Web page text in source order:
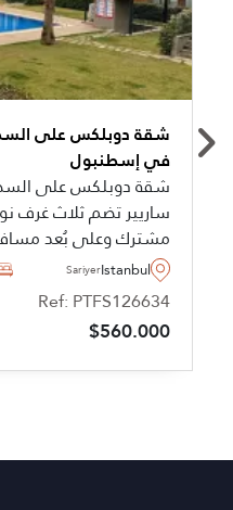
شقة دوبلكس على
في إسطنبول
شقة دوبلكس على
ساريير تضم ثلاث غرف
مشترك وعلى بُعد
من شاطئ كيليوس، حيث
الباحثة عن معيشة
العام ضمن مجمع
Istanbul
Sariyer
Ref: PTFS126634
$560.000